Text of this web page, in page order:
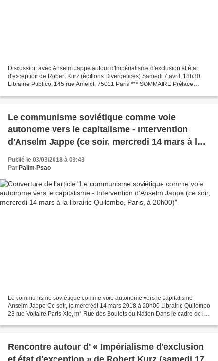
Discussion avec Anselm Jappe autour d'Impérialisme d'exclusion et état
d'exception de Robert Kurz (éditions Divergences) Samedi 7 avril, 18h30
Librairie Publico, 145 rue Amelot, 75011 Paris *** SOMMAIRE Préface
Le communisme soviétique comme voie
autonome vers le capitalisme - Intervention
d'Anselm Jappe (ce soir, mercredi 14 mars à la
Publié le 03/03/2018 à 09:43
Par Palim-Psao
Le communisme soviétique comme voie autonome vers le capitalisme
Anselm Jappe Ce soir, le mercredi 14 mars 2018 à 20h00 Librairie Quilombo
23 rue Voltaire Paris XIe, m° Rue des Boulets ou Nation Dans le cadre de la
Rencontre autour d' « Impérialisme d'exclusion